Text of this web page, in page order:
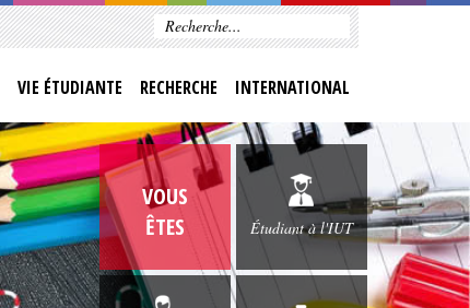
VIE ÉTUDIANTE RECHERCHE INTERNATIONAL
VOUS
ÊTES
Étudiant à l'IUT